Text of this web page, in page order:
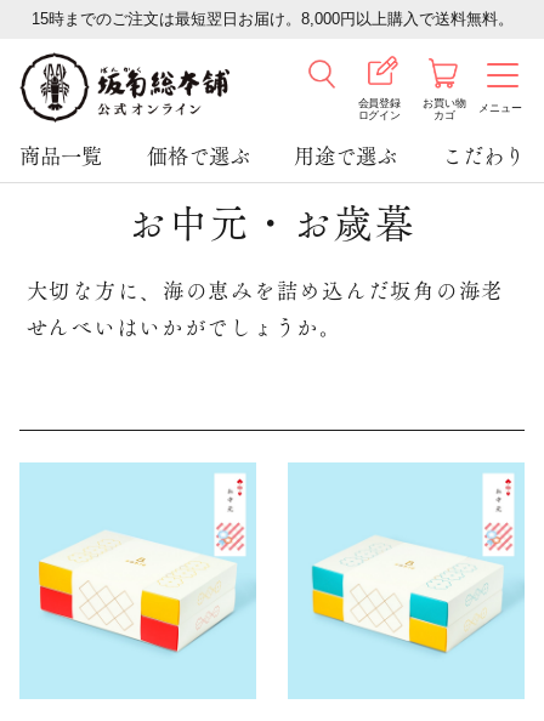
15時までのご注文は最短翌日お届け。8,000円以上購入で送料無料。
会員登録
ログイン
お買い物
カゴ
メニュー
商品一覧 価格で選ぶ 用途で選ぶ こだわり
お中元・お歳暮
大切な方に、海の恵みを詰め込んだ坂角の海老
せんべいはいかがでしょうか。